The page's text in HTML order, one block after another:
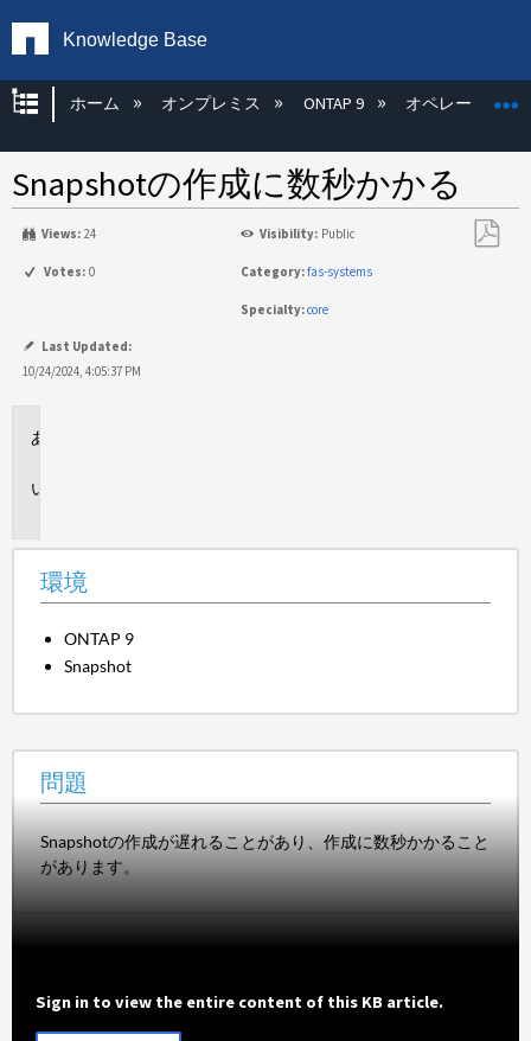
Knowledge Base
グローバル階層を展開/折りたたむ
ホーム オンプレミス ONTAP 9 オペレーティン
Snapshotの作成に数秒かかる
Views: 24 Visibility: Public
Votes: 0 Category:fas-systems
Specialty:core
Last Updated:
10/24/2024, 4:05:37 PM
環境
ONTAP 9
Snapshot
問題
Snapshotの作成が遅れることがあり、作成に数秒かかること
があります。
Sign in to view the entire content of this KB article.